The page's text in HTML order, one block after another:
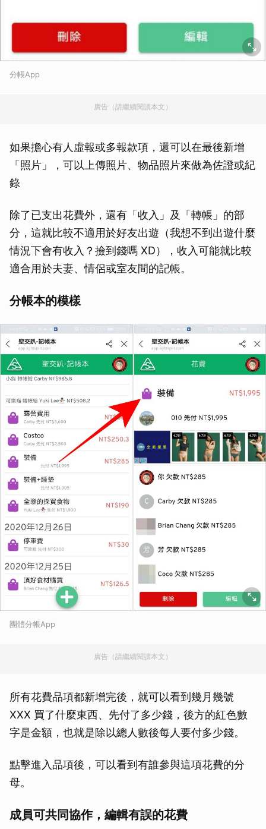
分帳App
廣告（請繼續閱讀本文）
如果擔心有人虛報或多報款項，還可以在最後新增
「照片」，可以上傳照片、物品照片來做為佐證或紀
錄
除了已支出花費外，還有「收入」及「轉帳」的部
分，這就比較不適用於好友出遊（我想不到出遊什麼
情況下會有收入？撿到錢嗎 XD），收入可能就比較
適合用於夫妻、情侶或室友間的記帳。
分帳本的模樣
團體分帳App
廣告（請繼續閱讀本文）
所有花費品項都新增完後，就可以看到幾月幾號
XXX 買了什麼東西、先付了多少錢，後方的紅色數
字是金額，也就是除以總人數後每人要付多少錢。
點擊進入品項後，可以看到有誰參與這項花費的分
母。
成員可共同協作，編輯有誤的花費